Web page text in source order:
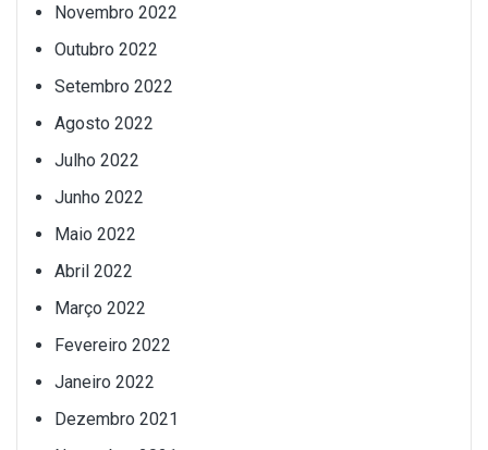
Novembro 2022
Outubro 2022
Setembro 2022
Agosto 2022
Julho 2022
Junho 2022
Maio 2022
Abril 2022
Março 2022
Fevereiro 2022
Janeiro 2022
Dezembro 2021